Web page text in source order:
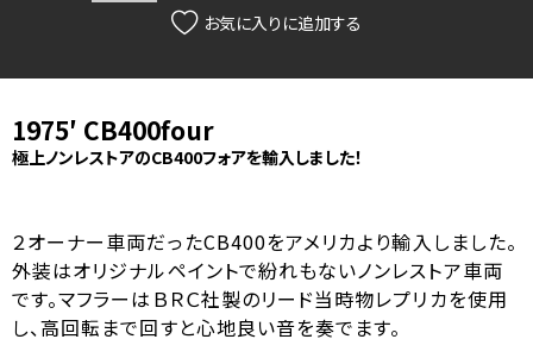
お気に入り
1975′ CB400four
極上ノンレストアのCB400フォアを輸入しました！
２オーナー車両だったCB400をアメリカより輸入しました。
外装はオリジナルペイントで紛れもないノンレストア車両
です。マフラーはＢＲＣ社製のリード当時物レプリカを使用
し、高回転まで回すと心地良い音を奏でます。